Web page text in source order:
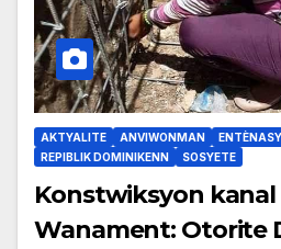
AKTYALITE ANVIWONMAN
REPIBLIK DOMINIKENN
SOSYETE
Konstwiksyon kanal
Wanament: Otorite